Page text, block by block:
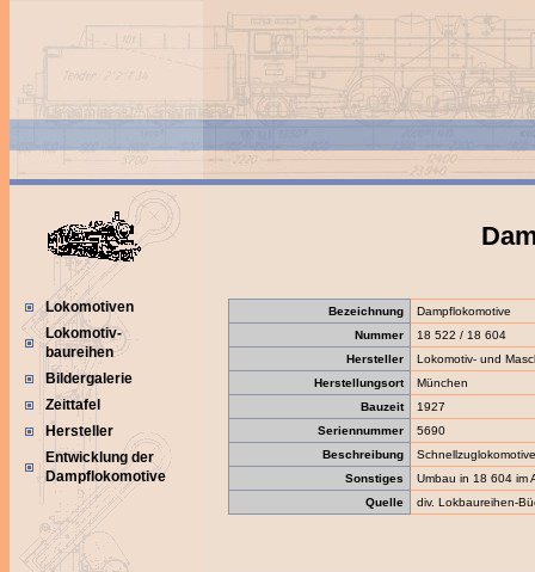
Lokomotiven
Lokomotiv-
baureihen
Bildergalerie
Zeittafel
Hersteller
Entwicklung der
Dampflokomotive
Bezeichnung
Dampflokomotive
Nummer
18 522 / 18 604
Hersteller
Lokomotiv- und
Herstellungsort
München
Bauzeit
1927
Seriennummer
5690
Beschreibung
Schnellzuglokomotive
Sonstiges
Umbau in 18 604 im
Quelle
div. Lokbaureihen-